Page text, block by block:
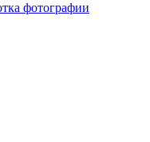
фотографии